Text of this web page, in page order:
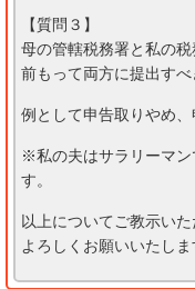
【質問３】
母の管轄税務署と私の税
前もって両方に提出す
例として申告取りやめ
※私の夫はサラリーマン
す。
以上についてご教示いた
よろしくお願いいたしま